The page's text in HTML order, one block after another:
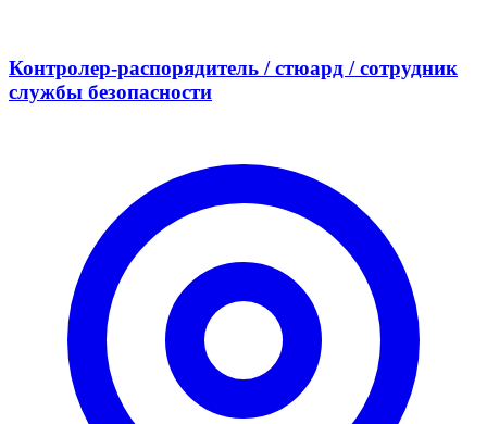
Контролер-распорядитель / стюард / сотрудник
службы безопасности